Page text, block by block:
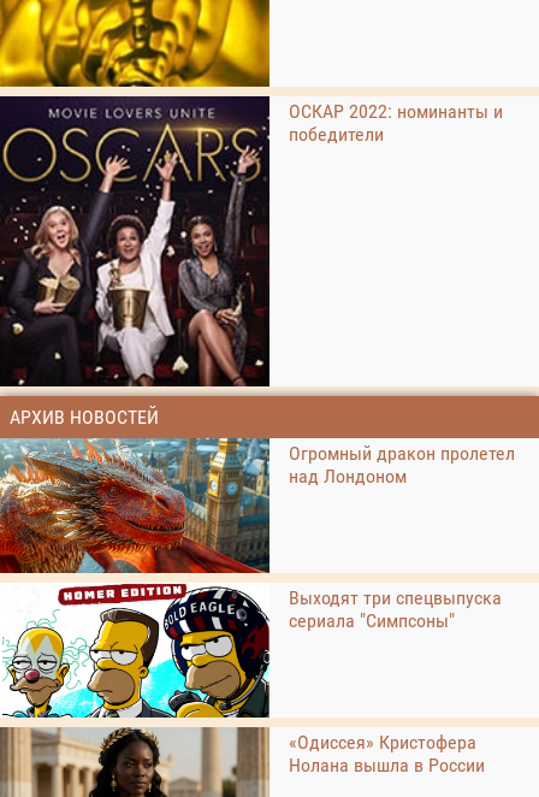
ОСКАР 2022: номинанты и
победители
АРХИВ НОВОСТЕЙ
Огромный дракон пролетел
над Лондоном
Выходят три спецвыпуска
сериала "Симпсоны"
«Одиссея» Кристофера
Нолана вышла в России